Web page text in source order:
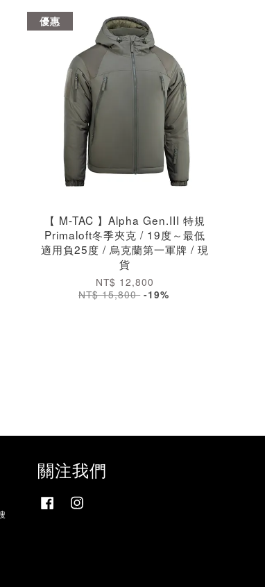
優惠
【 M-TAC 】Alpha Gen.III 特規
Primaloft冬季夾克 / 19度～最低
適用負25度 / 烏克蘭第一軍牌 / 現
貨
NT$ 12,800
NT$ 15,800 -19%
關注我們
Facebook